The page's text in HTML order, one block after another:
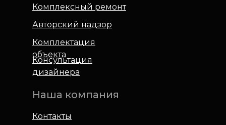
Комплексный ремонт
Авторский надзор
Наша компания
Контакты
Комплектация
объекта
Консультация
дизайнера